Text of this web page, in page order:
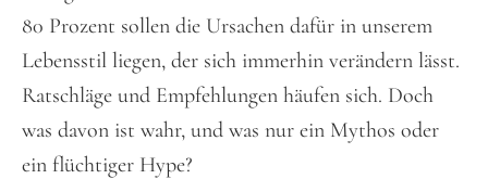
80 Prozent sollen die Ursachen dafür in unserem
Lebensstil liegen, der sich immerhin verändern lässt.
Ratschläge und Empfehlungen häufen sich. Doch
was davon ist wahr, und was nur ein Mythos oder
ein flüchtiger Hype?